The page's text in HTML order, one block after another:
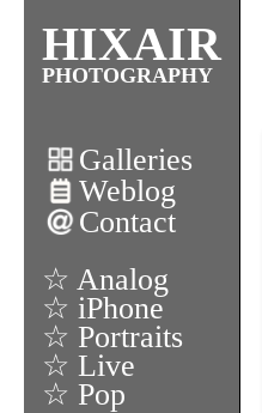
HIXAIR
PHOTOGRAPHY
Galleries
Weblog
Contact
☆ Analog
☆ iPhone
☆ Portraits
☆ Live
☆ Pop